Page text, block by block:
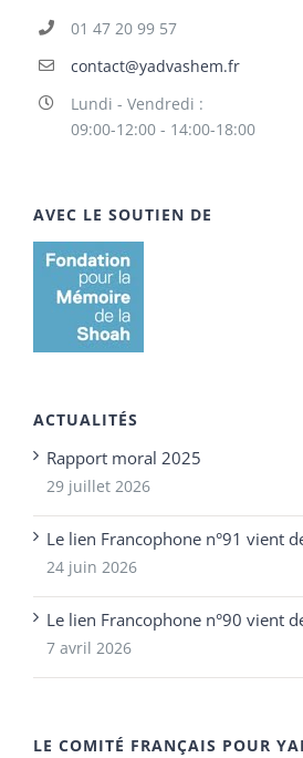
01 47 20 99 57
contact@yadvashem.fr
Lundi - Vendredi :
09:00-12:00 - 14:00-18:00
AVEC LE SOUTIEN DE
ACTUALITÉS
Rapport moral 2025
29 juillet 2026
Le lien Francophone n°91 vient
24 juin 2026
Le lien Francophone n°90 vient
7 avril 2026
LE COMITÉ FRANÇAIS POUR